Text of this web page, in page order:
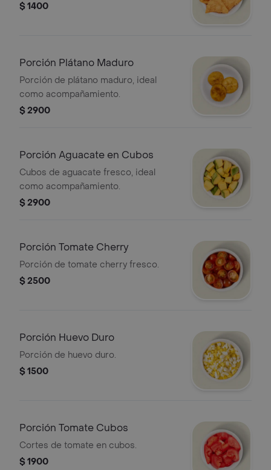
$ 1400
Porción Plátano Maduro
Porción de plátano maduro, ideal
como acompañamiento.
$ 2900
Porción Aguacate en Cubos
Cubos de aguacate fresco, ideal
como acompañamiento.
$ 2900
Porción Tomate Cherry
Porción de tomate cherry fresco.
$ 2500
Porción Huevo Duro
Porción de huevo duro.
$ 1500
Porción Tomate Cubos
Cortes de tomate en cubos.
$ 1900